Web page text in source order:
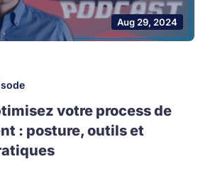
Aug 29, 2024
votre process de
: posture, outils et